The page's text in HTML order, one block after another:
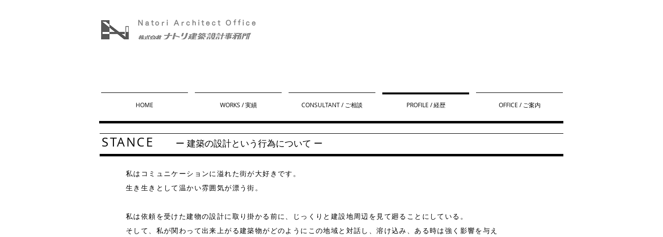
Natori Architect Office
HOME WORKS / 実績 CONSULTANT / ご相談 PROFILE / 経歴 OFFICE / ご案内
STANCE ー 建築の設計という行為について ー
私はコミュニケーションに溢れた街が大好きです。
生き生きとして温かい雰囲気が漂う街。
私は依頼を受けた建物の設計に取り掛かる前に、じっくりと建設地周辺を見て廻ることにしている。
そして、私が関わって出来上がる建築物がどのようにこの地域と対話し、溶け込み、ある時は強く影響を与え